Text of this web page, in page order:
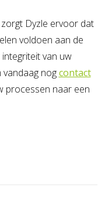
Dyzle ervoor dat
voldoen aan de
van uw
vandaag nogcontact
processen naar een